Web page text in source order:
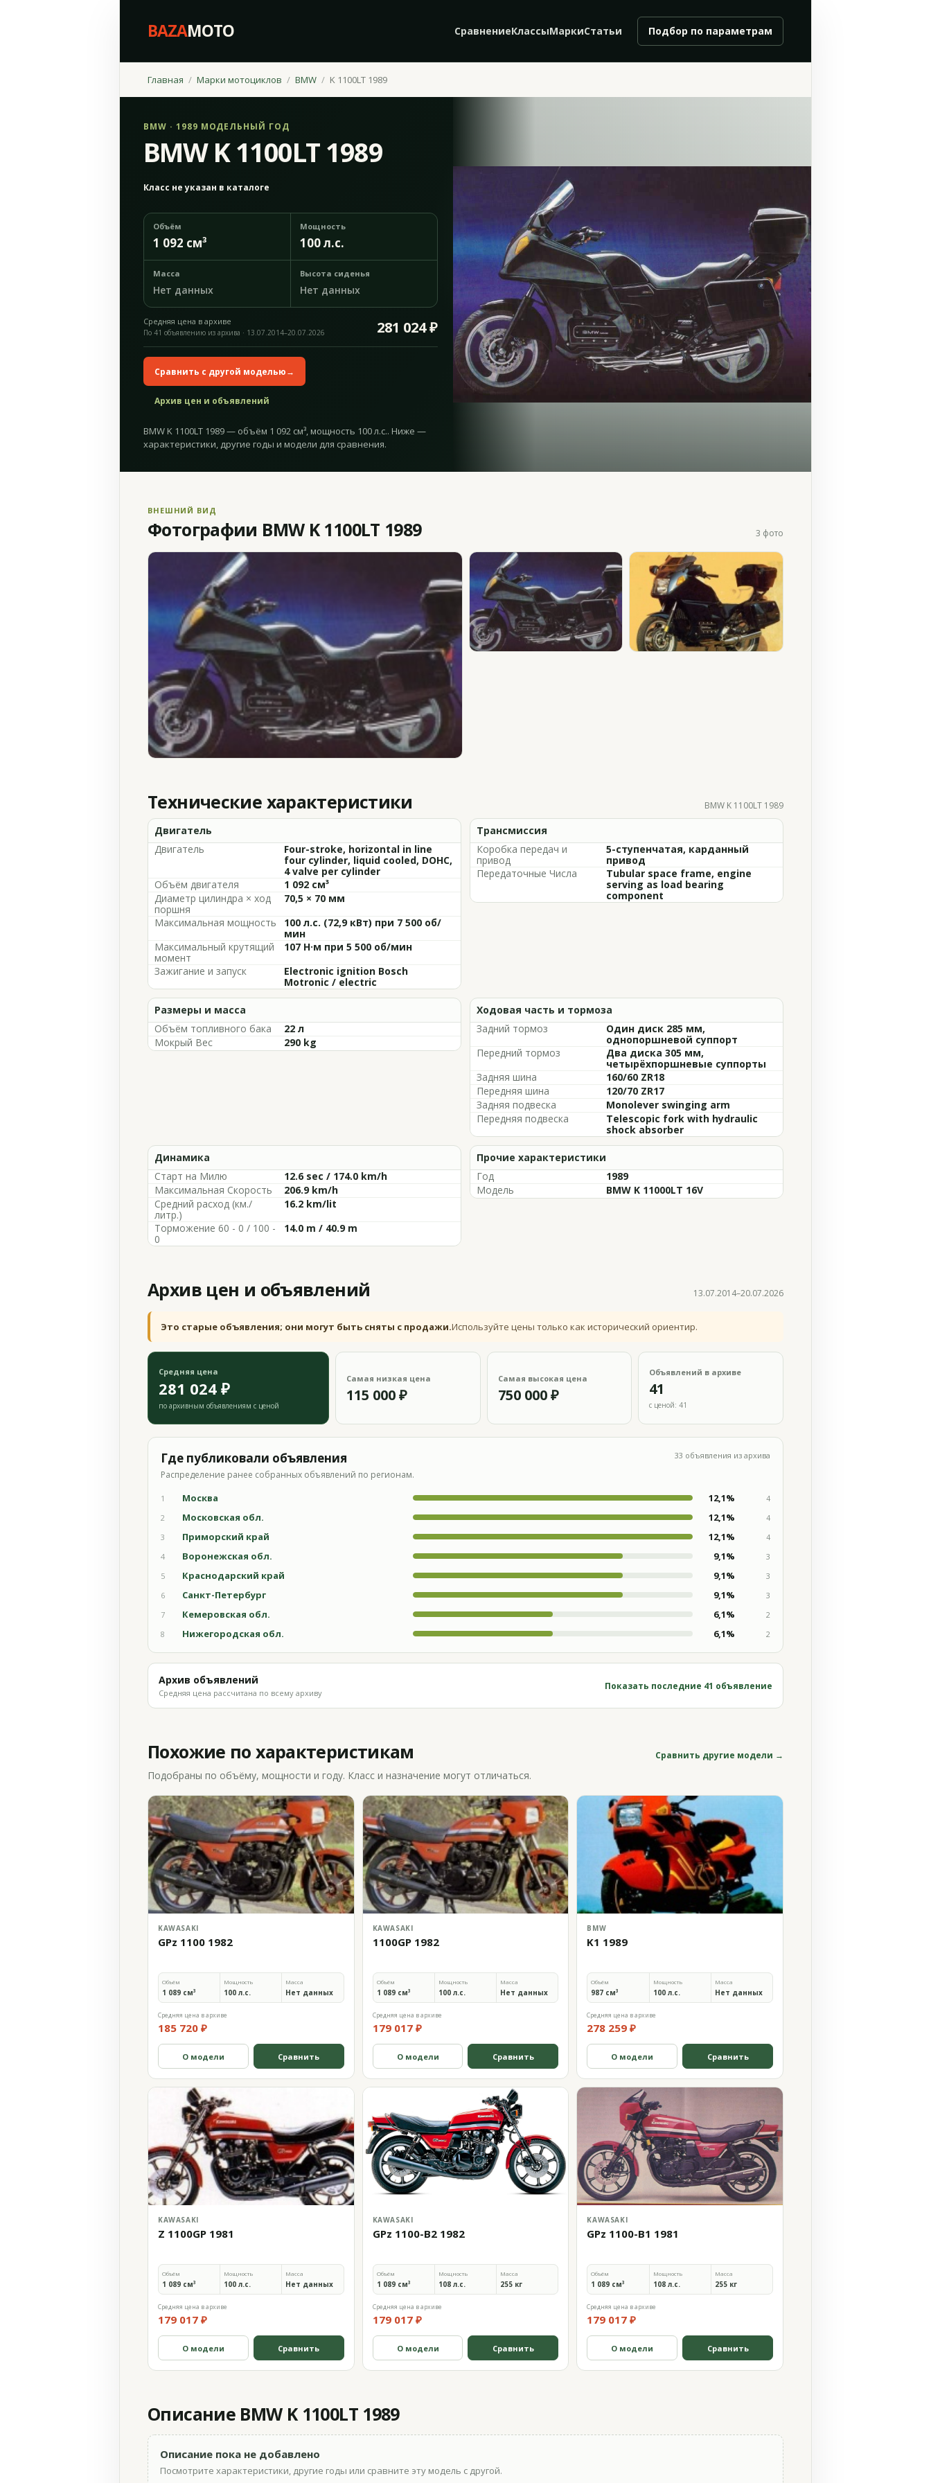
BAZAMOTO СравнениеКлассыМаркиСтатьи Подбор по параметрам
Главная Марки мотоциклов BMW K 1100LT 1989
BMW · 1989 МОДЕЛЬНЫЙ ГОД
BMW K 1100LT 1989
Класс не указан в каталоге
Объём
1 092 см³
Мощность
100 л.с.
Масса
Нет данных
Высота сиденья
Нет данных
Средняя цена в архиве 281 024 ₽
По 41 объявлению из архива · 13.07.2014–20.07.2026
Сравнить с другой моделью→
Архив цен и объявлений
BMW K 1100LT 1989 — объём 1 092 см³, мощность 100 л.с.. Ниже —
характеристики, другие годы и модели для сравнения.
ВНЕШНИЙ ВИД
Фотографии BMW K 1100LT 1989 3 фото
Технические характеристики BMW K 1100LT 1989
Двигатель
Двигатель
Four-stroke, horizontal in line
four cylinder, liquid cooled, DOHC,
4 valve per cylinder
Объём двигателя
1 092 см³
Диаметр цилиндра × ход
поршня
70,5 × 70 мм
Максимальная мощность
100 л.с. (72,9 кВт) при 7 500 об/
мин
Максимальный крутящий
момент
107 Н·м при 5 500 об/мин
Зажигание и запуск
Electronic ignition Bosch
Motronic / electric
Трансмиссия
Коробка передач и
привод
5-ступенчатая, карданный
привод
Передаточные Числа
Tubular space frame, engine
serving as load bearing
component
Размеры и масса
Объём топливного бака
22 л
Мокрый Вес
290 kg
Ходовая часть и тормоза
Задний тормоз
Один диск 285 мм,
однопоршневой суппорт
Передний тормоз
Два диска 305 мм,
четырёхпоршневые суппорты
Задняя шина
160/60 ZR18
Передняя шина
120/70 ZR17
Задняя подвеска
Monolever swinging arm
Передняя подвеска
Telescopic fork with hydraulic
shock absorber
Динамика
Старт на Милю
12.6 sec / 174.0 km/h
Максимальная Скорость
206.9 km/h
Средний расход (км./
литр.)
16.2 km/lit
Торможение 60 - 0 / 100 -
0
14.0 m / 40.9 m
Прочие характеристики
Год
1989
Модель
BMW K 11000LT 16V
Архив цен и объявлений 13.07.2014–20.07.2026
Это старые объявления; они могут быть сняты с продажи.Используйте цены только как исторический ориентир.
Средняя цена
281 024 ₽
по архивным объявлениям с ценой
Самая низкая цена
115 000 ₽
Самая высокая цена
750 000 ₽
Объявлений в архиве
41
с ценой: 41
Где публиковали объявления
Распределение ранее собранных объявлений по регионам.
33 объявления из архива
1 Москва 12,1%
4
2
Московская обл. 12,1%
4
3
Приморский край 12,1%
4
4
Воронежская обл. 9,1%
3
5
Краснодарский край 9,1%
3
6
Санкт-Петербург 9,1%
3
7
Кемеровская обл. 6,1%
2
8
Нижегородская обл. 6,1% 2
Архив объявлений
Средняя цена рассчитана по всему архиву
Показать последние 41 объявление
Похожие по характеристикам Сравнить другие модели →
Подобраны по объёму, мощности и году. Класс и назначение могут отличаться.
KAWASAKI
GPz 1100 1982
Объём
1 089 см³
Мощность
100 л.с.
Масса
Нет данных
Средняя цена в архиве
185 720 ₽
О модели Сравнить
KAWASAKI
1100GP 1982
Объём
1 089 см³
Мощность
100 л.с.
Масса
Нет данных
Средняя цена в архиве
179 017 ₽
О модели Сравнить
BMW
K1 1989
Объём
987 см³
Мощность
100 л.с.
Масса
Нет данных
Средняя цена в архиве
278 259 ₽
О модели Сравнить
KAWASAKI
Z 1100GP 1981
Объём
1 089 см³
Мощность
100 л.с.
Масса
Нет данных
Средняя цена в архиве
179 017 ₽
О модели Сравнить
KAWASAKI
GPz 1100-B2 1982
Объём
1 089 см³
Мощность
108 л.с.
Масса
255 кг
Средняя цена в архиве
179 017 ₽
О модели Сравнить
KAWASAKI
GPz 1100-B1 1981
Объём
1 089 см³
Мощность
108 л.с.
Масса
255 кг
Средняя цена в архиве
179 017 ₽
О модели Сравнить
Описание BMW K 1100LT 1989
Описание пока не добавлено
Посмотрите характеристики, другие годы или сравните эту модель с другой.